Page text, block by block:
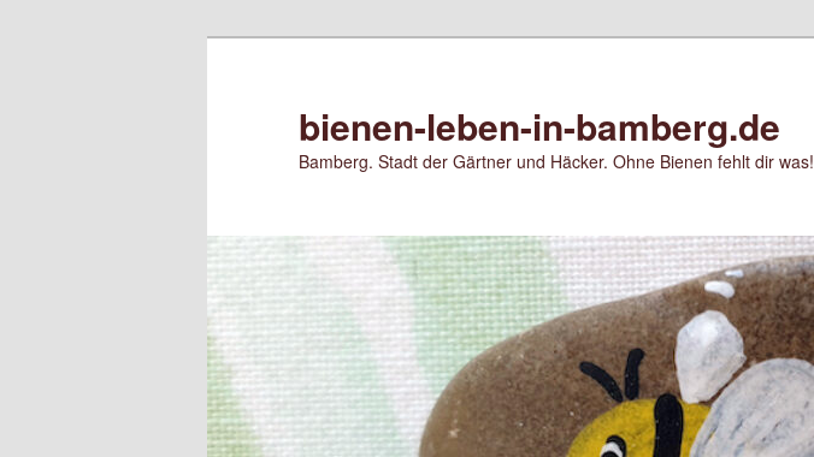
bienen-leben-in-bamberg.de
Bamberg. Stadt der Gärtner und Häcker. Ohne Bienen fehlt dir was!